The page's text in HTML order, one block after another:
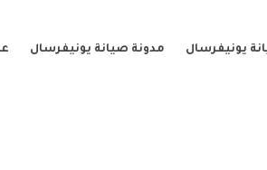
يونيفرسال مدونة صيانة يونيفرسال